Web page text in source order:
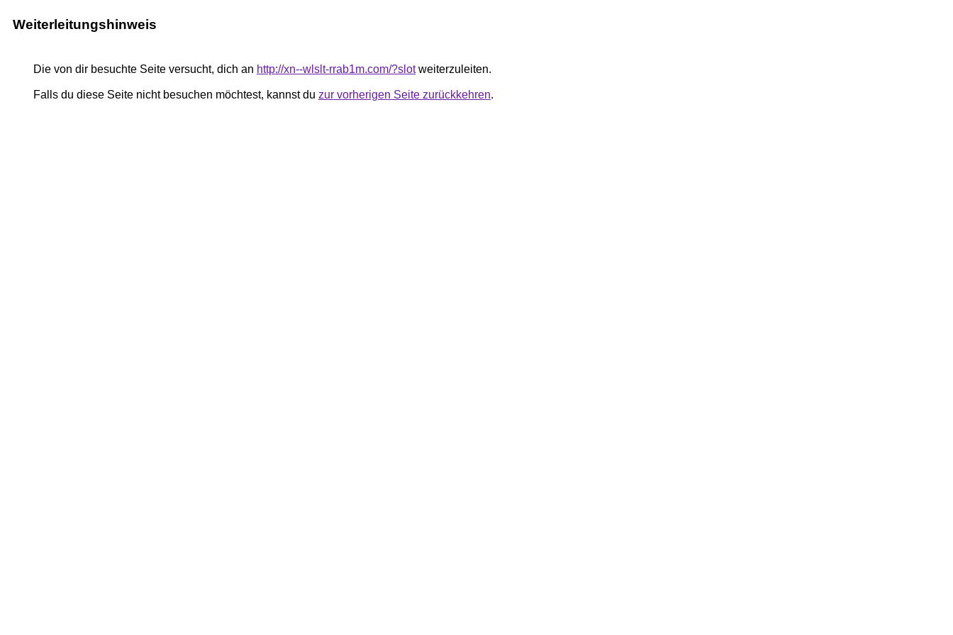
Weiterleitungshinweis
Die von dir besuchte Seite versucht, dich an http://xn--wlslt-rrab1m.com/?slotweiterzuleiten.
Falls du diese Seite nicht besuchen möchtest, kannst du zur vorherigen Seite zurückkehren.